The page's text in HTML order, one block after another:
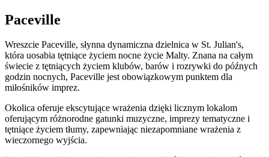
Paceville
Wreszcie Paceville, słynna dynamiczna dzielnica w St. Julian's,
która uosabia tętniące życiem nocne życie Malty. Znana na całym
świecie z tętniących życiem klubów, barów i rozrywki do późnych
godzin nocnych, Paceville jest obowiązkowym punktem dla
miłośników imprez.
Okolica oferuje ekscytujące wrażenia dzięki licznym lokalom
oferującym różnorodne gatunki muzyczne, imprezy tematyczne i
tętniące życiem tłumy, zapewniając niezapomniane wrażenia z
wieczornego wyjścia.